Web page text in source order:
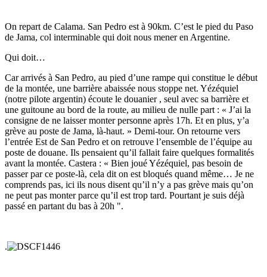
On repart de Calama. San Pedro est à 90km. C’est le pied du Paso
de Jama, col interminable qui doit nous mener en Argentine.
Qui doit…
Car arrivés à San Pedro, au pied d’une rampe qui constitue le début
de la montée, une barrière abaissée nous stoppe net. Yézéquiel
(notre pilote argentin) écoute le douanier , seul avec sa barrière et
une guitoune au bord de la route, au milieu de nulle part : « J’ai la
consigne de ne laisser monter personne après 17h. Et en plus, y’a
grève au poste de Jama, là-haut. » Demi-tour. On retourne vers
l’entrée Est de San Pedro et on retrouve l’ensemble de l’équipe au
poste de douane. Ils pensaient qu’il fallait faire quelques formalités
avant la montée. Castera : « Bien joué Yézéquiel, pas besoin de
passer par ce poste-là, cela dit on est bloqués quand même… Je ne
comprends pas, ici ils nous disent qu’il n’y a pas grève mais qu’on
ne peut pas monter parce qu’il est trop tard. Pourtant je suis déjà
passé en partant du bas à 20h ".
.